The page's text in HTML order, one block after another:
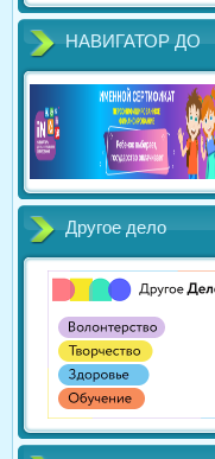
НАВИГАТОР ДО
Другое дело